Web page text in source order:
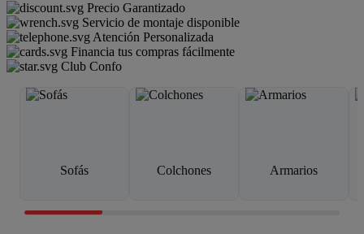
Precio Garantizado
Servicio de montaje disponible
Atención Personalizada
Financia tus compras fácilmente
Club Confo
Sofás Colchones Armarios